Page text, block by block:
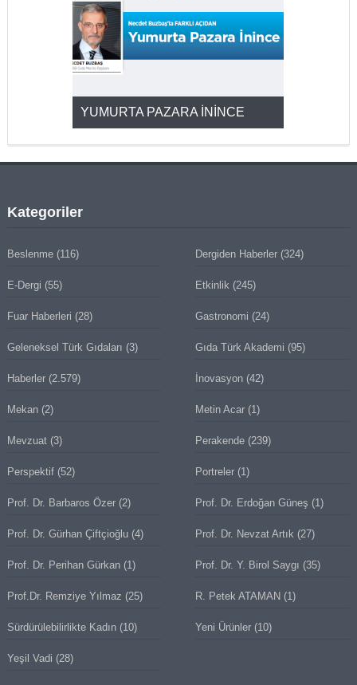
YUMURTA PAZARA İNİNCE
Kategoriler
Beslenme(116) Dergiden Haberler (324)
E-Dergi (55) Etkinlik (245)
Fuar Haberleri (28) Gastronomi (24)
Geleneksel Türk Gıdaları (3) Gıda Türk Akademi (95)
Haberler(2.579) İnovasyon (42)
Mekan(2) Metin Acar (1)
Mevzuat(3) Perakende (239)
Perspektif(52) Portreler (1)
Prof. Dr. Barbaros Özer(2) Prof. Dr. Erdoğan Güneş (1)
Prof. Dr. Gürhan Çiftçioğlu(4) Prof. Dr. Nevzat Artık (27)
Prof. Dr. Perihan Gürkan(1) Prof. Dr. Y. Birol Saygı (35)
Prof.Dr. Remziye Yılmaz (25) R. Petek ATAMAN (1)
Sürdürülebilirlikte Kadın(10) Yeni Ürünler (10)
Yeşil Vadi (28)